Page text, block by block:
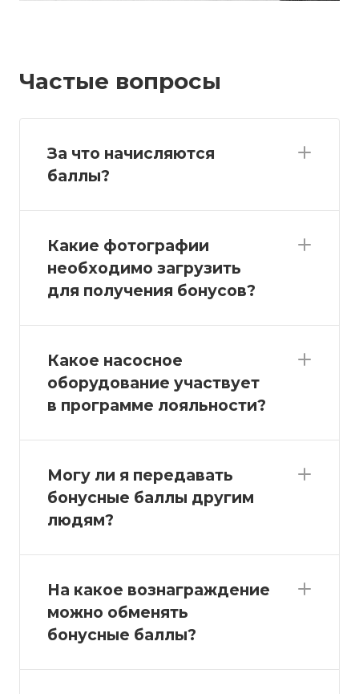
Частые вопросы
За что начисляются
баллы?
Какие фотографии
необходимо загрузить
для получения бонусов?
Какое насосное
оборудование участвует
в программе лояльности?
Могу ли я передавать
бонусные баллы другим
людям?
На какое вознаграждение
можно обменять
бонусные баллы?